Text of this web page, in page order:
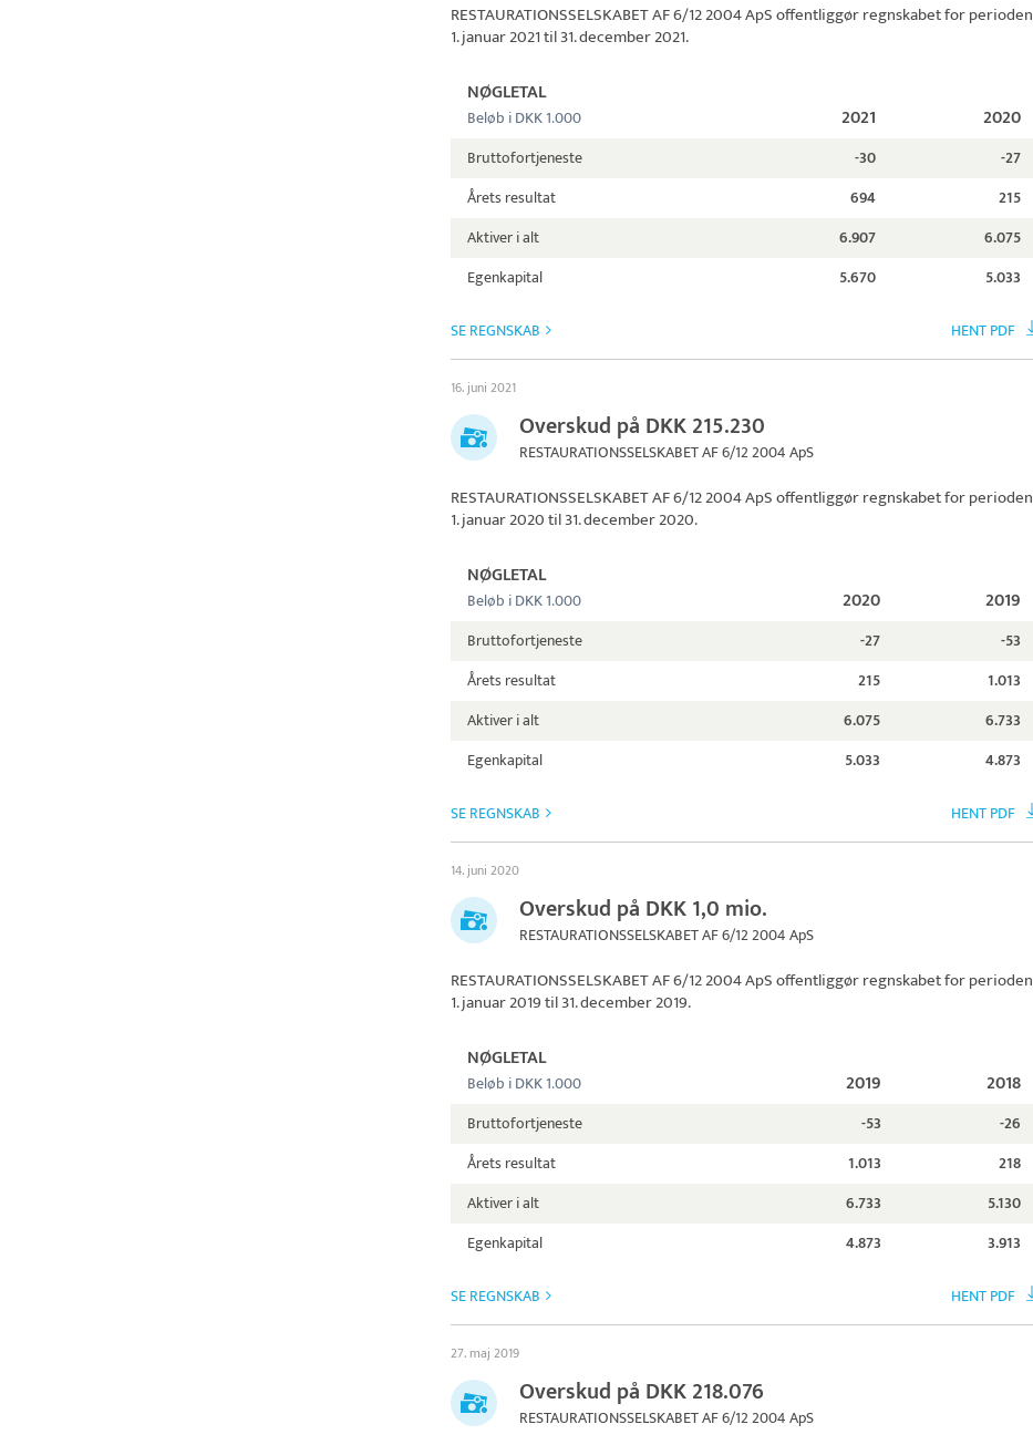
RESTAURATIONSSELSKABET AF 6/12 2004 ApSoffentliggør regnskabet for perioden
1. januar 2021 til 31. december 2021.
NØGLETAL
Beløb i DKK 1.000 2021 2020
Bruttofortjeneste -30
-27
Årets resultat
694
215
Aktiver i alt
6.907
6.075
Egenkapital
5.670 5.033
SE REGNSKAB HENT PDF
16. juni 2021
Overskud på DKK 215.230
RESTAURATIONSSELSKABET AF 6/12 2004 ApS
RESTAURATIONSSELSKABET AF 6/12 2004 ApSoffentliggør regnskabet for perioden
1. januar 2020 til 31. december 2020.
NØGLETAL
Beløb i DKK 1.000 2020 2019
Bruttofortjeneste -27
-53
Årets resultat
215
1.013
Aktiver i alt
6.075
6.733
Egenkapital
5.033 4.873
SE REGNSKAB HENT PDF
14. juni 2020
Overskud på DKK 1,0 mio.
RESTAURATIONSSELSKABET AF 6/12 2004 ApS
RESTAURATIONSSELSKABET AF 6/12 2004 ApSoffentliggør regnskabet for perioden
1. januar 2019 til 31. december 2019.
NØGLETAL
Beløb i DKK 1.000 2019 2018
Bruttofortjeneste -53
-26
Årets resultat
1.013
218
Aktiver i alt
6.733
5.130
Egenkapital
4.873 3.913
SE REGNSKAB HENT PDF
27. maj 2019
Overskud på DKK 218.076
RESTAURATIONSSELSKABET AF 6/12 2004 ApS